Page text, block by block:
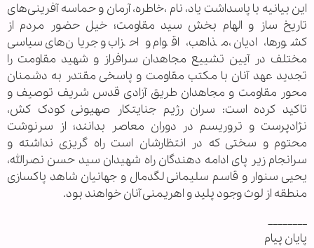
این بیانیه با پاسداشت یاد، نام ،خاطره، آرمان و حماسه آفرینی‌های
تاریخ ساز و الهام بخش سید مقاومت؛ خیل حضور مردم از
کشورها، ادیان ،مذاهب، اقوام و احزاب و جریان‌های ‌سیاسی
مختلف در آیین تشییع مجاهدان سرافراز و شهید مقاومت را
تجدید عهد آنان با مکتب مقاومت و پاسخی مقتدر به دشمنان
محور مقاومت و مجاهدان طریق آزادی قدس شریف توصیف و
تاکید کرده است: سران رژیم جنایتکار صهیونی کودک کش،
نژادپرست و تروریسم در دوران معاصر بدانند؛ از سرنوشت
محتوم و سختی که در انتظارشان است راه گریزی نداشته و
سرانجام زیر پای ادامه دهندگان راه شهیدان سید حسن نصرالله،
یحیی سنوار و قاسم سلیمانی لگدمال و جهانیان شاهد پاکسازی
منطقه از لوث وجود پلید و اهریمنی آنان خواهند بود.
________
پایان پیام